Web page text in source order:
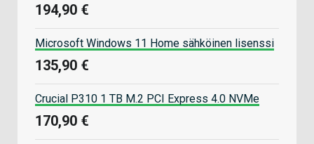
194,90 €
Microsoft Windows 11 Home sähköinen lisenssi
135,90 €
Crucial P310 1 TB M.2 PCI Express 4.0 NVMe
170,90 €